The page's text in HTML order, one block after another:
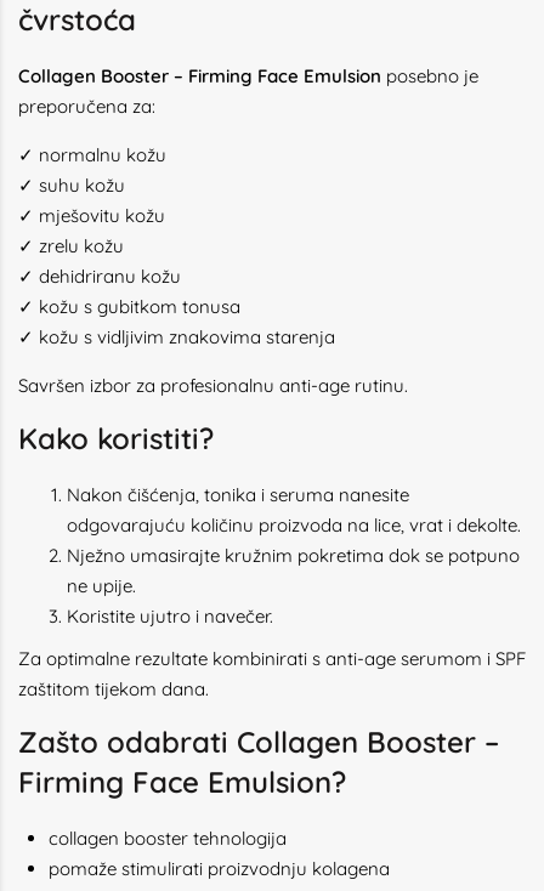
čvrstoća
Collagen Booster – Firming Face Emulsion posebno je
preporučena za:
✓ normalnu kožu
✓ suhu kožu
✓ mješovitu kožu
✓ zrelu kožu
✓ dehidriranu kožu
✓ kožu s gubitkom tonusa
✓ kožu s vidljivim znakovima starenja
Savršen izbor za profesionalnu anti-age rutinu.
Kako koristiti?
Nakon čišćenja, tonika i seruma nanesite
odgovarajuću količinu proizvoda na lice, vrat i dekolte.
Nježno umasirajte kružnim pokretima dok se potpuno
ne upije.
Koristite ujutro i navečer.
Za optimalne rezultate kombinirati s anti-age serumom i SPF
zaštitom tijekom dana.
Zašto odabrati Collagen Booster –
Firming Face Emulsion?
collagen booster tehnologija
pomaže stimulirati proizvodnju kolagena